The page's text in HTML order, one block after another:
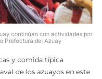
continúan con actividades por
Prefectura del Azuay
y comida típica
de los azuayos en este